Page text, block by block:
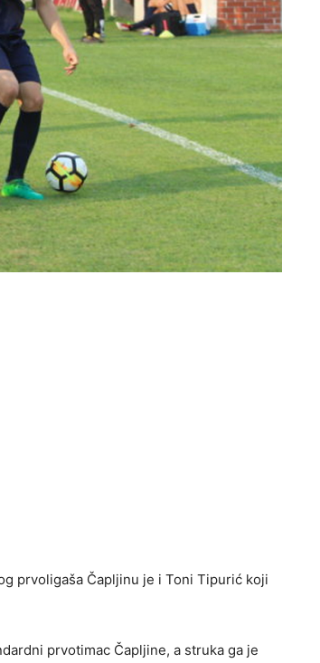
prvoligaša Čapljinu je i Toni Tipurić koji
prvotimac Čapljine, a struka ga je